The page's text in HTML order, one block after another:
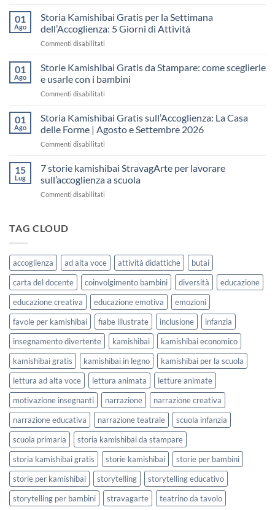
Kamishibai
sull’Accoglienza:
il
“fare
una
lezione
01
Ago
Storia Kamishibai Gratis per la Settimana
dell’Accoglienza: 5 Giorni di Attività
Commenti disabilitati
Kamishibai
per
dell’Accoglienza:
Giorni
01
Ago
Storie Kamishibai Gratis da Stampare: come sceglierle
e usarle con i bambini
Commenti disabilitati
Kamishibai
da
sceglierle
01
Ago
Storia Kamishibai Gratis sull’Accoglienza: La Casa
delle Forme | Agosto e Settembre 2026
Commenti disabilitati
Kamishibai
sull’Accoglienza:
Settembre
2026
15
Lug
7 storie kamishibai StravagArte per lavorare
sull’accoglienza a scuola
Commenti disabilitati
lavorare
sull’accoglienza
a
scuola
TAG CLOUD
accoglienza ad alta voce attività didattiche
butai
carta del docente
coinvolgimento bambini diversità
educazione
educazione creativa
educazione emotiva
emozioni
favole per kamishibai
fiabe illustrate inclusione
infanzia
insegnamento divertente
kamishibai
kamishibai economico
kamishibai gratis
kamishibai in legno
kamishibai per la scuola
lettura ad alta voce
lettura animata
letture animate
motivazione insegnanti
narrazione
narrazione creativa
narrazione educativa
narrazione teatrale
scuola infanzia
scuola primaria
storia kamishibai da stampare
storia kamishibai gratis
storie kamishibai
storie per bambini
storie per kamishibai
storytelling
storytelling educativo
storytelling per bambini
stravagarte teatrino da tavolo